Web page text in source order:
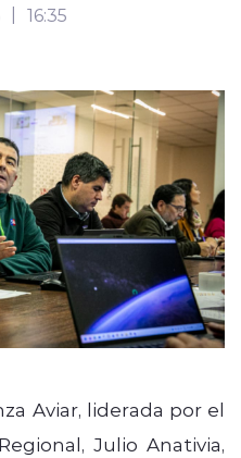
16:35
Aviar, liderada por el
Julio Anativia,